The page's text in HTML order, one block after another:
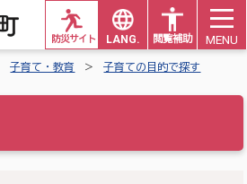
LANG. 閲覧補助
防災サイト MENU
子育て・教育
子育ての目的で探す